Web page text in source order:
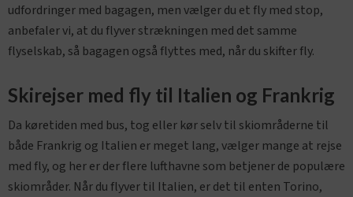
udfordringer med bagagen, men vælger du et fly med stop,
anbefaler vi, at du flyver strækningen med det samme
flyselskab, så bagagen også flyttes med, når du skifter fly.
Skirejser med fly til Italien og Frankrig
Da køretiden med bus, tog eller kør selv til skiområderne til
både Frankrig og Italien er meget lang, vælger mange at rejse
med fly, og her er der flere lufthavne som betjener de populære
skiområder. Når du flyver til Italien, er det til enten Torino,